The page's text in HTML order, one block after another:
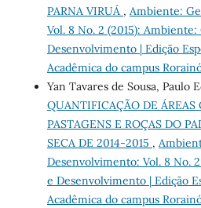
PARNA VIRUÁ , Ambiente:
Vol. 8 No. 2 (2015): Ambiente:
Desenvolvimento | Edição
Acadêmica do campus
Yan Tavares de Sousa, Paulo
QUANTIFICAÇÃO DE
PASTAGENS E ROÇAS DO
SECA DE 2014-2015 ,
Desenvolvimento: Vol. 8 No.
e Desenvolvimento | Edição
Acadêmica do campus